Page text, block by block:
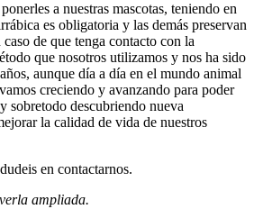
a nuestras mascotas, teniendo en
es obligatoria y las demás preservan
de que tenga contacto con la
que nosotros utilizamos y nos ha sido
aunque día a día en el mundo animal
creciendo y avanzando para poder
sobretodo descubriendo nueva
la calidad de vida de nuestros
en contactarnos.
ampliada.